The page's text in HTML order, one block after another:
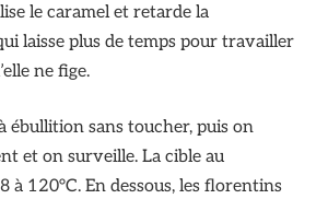
le caramel et retarde la
laisse plus de temps pour travailler
ne fige.
ébullition sans toucher, puis on
et on surveille. La cible au
à 120°C. En dessous, les florentins